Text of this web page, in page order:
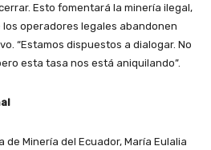
Esto fomentará la minería ilegal,
operadores legales abandonen
“Estamos dispuestos a dialogar. No
esta tasa nos está aniquilando”.
de Minería del Ecuador, María Eulalia